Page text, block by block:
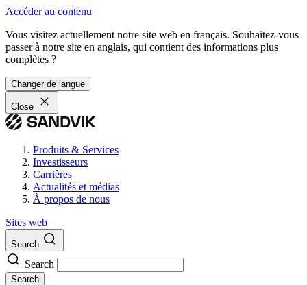
Accéder au contenu
Vous visitez actuellement notre site web en français. Souhaitez-vous
passer à notre site en anglais, qui contient des informations plus
complètes ?
Changer de langue
Close
Produits & Services
Investisseurs
Carrières
Actualités et médias
À propos de nous
Sites web
Search
Search
Search